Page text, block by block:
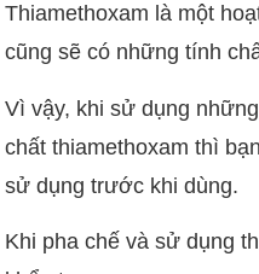
Thiamethoxam là một
cũng sẽ có những tính
Vì vậy, khi sử dụng
chất thiamethoxam thì
sử dụng trước khi dùng.
Khi pha chế và sử dụng